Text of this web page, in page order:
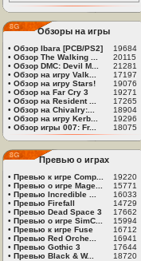
Обзоры на игры
• Обзор Ibara [PCB/PS2]
19684
• Обзор The Walking ...
20115
• Обзор DMC: Devil M...
21281
• Обзор на игру Valk...
17197
• Обзор на игру Stars!
19076
• Обзор на Far Cry 3
19271
• Обзор на Resident ...
17265
• Обзор на Chivalry:...
18904
• Обзор на игру Kerb...
19296
• Обзор игры 007: Fr... 18075
Превью о играх
• Превью к игре Comp...
19220
• Превью о игре Mage...
15771
• Превью Incredible ...
16033
• Превью Firefall
14729
• Превью Dead Space 3
17662
• Превью о игре SimC...
15994
• Превью к игре Fuse
16712
• Превью Red Orche...
16941
• Превью Gothic 3
17644
• Превью Black & W... 18720